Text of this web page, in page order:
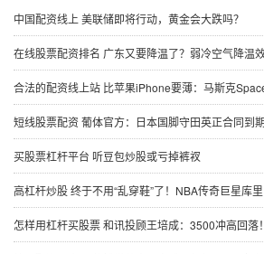
中国配资线上 美联储即将行动，黄金会大跌吗？
在线股票配资排名 广东又要降温了？弱冷空气降温
合法的配资线上站 比苹果iPhone要薄：马斯克SpaceX
短线股票配资 葡体官方：日本国脚守田英正合同到期离
买股票杠杆平台 听豆包炒股或亏掉裤衩
高杠杆炒股 终于不用“乱穿鞋”了！NBA传奇巨星库里，签约
怎样用杠杆买股票 和讯投顾王培成：3500冲高回落